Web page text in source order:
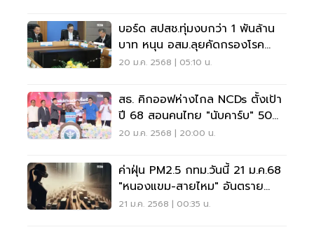
บอร์ด สปสช.ทุ่มงบกว่า 1 พันล้าน
บาท หนุน อสม.ลุยคัดกรองโรค
NCDs
20 ม.ค. 2568 | 05:10 น.
สธ. คิกออฟห่างไกล NCDs ตั้งเป้า
ปี 68 สอนคนไทย "นับคาร์บ" 50
ล้านคน
20 ม.ค. 2568 | 20:00 น.
ค่าฝุ่น PM2.5 กทม.วันนี้ 21 ม.ค.68
"หนองแขม-สายไหม" อันตราย
ระดับสีแดง
21 ม.ค. 2568 | 00:35 น.